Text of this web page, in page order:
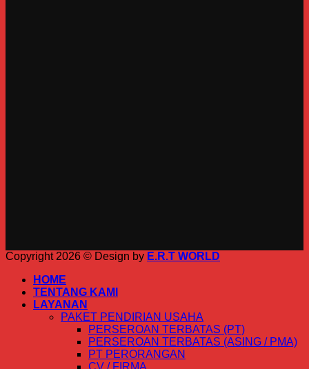
Copyright 2026 © Design by E.R.T WORLD
HOME
TENTANG KAMI
LAYANAN
PAKET PENDIRIAN USAHA
PERSEROAN TERBATAS (PT)
PERSEROAN TERBATAS (ASING / PMA)
PT PERORANGAN